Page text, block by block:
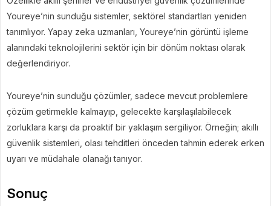
Youreye’nin sunduğu sistemler, sektörel standartları yeniden
tanımlıyor. Yapay zeka uzmanları, Youreye’nin görüntü işleme
alanındaki teknolojilerini sektör için bir dönüm noktası olarak
değerlendiriyor.
Youreye’nin sunduğu çözümler, sadece mevcut problemlere
çözüm getirmekle kalmayıp, gelecekte karşılaşılabilecek
zorluklara karşı da proaktif bir yaklaşım sergiliyor. Örneğin; akıllı
güvenlik sistemleri, olası tehditleri önceden tahmin ederek erken
uyarı ve müdahale olanağı tanıyor.
Sonuç